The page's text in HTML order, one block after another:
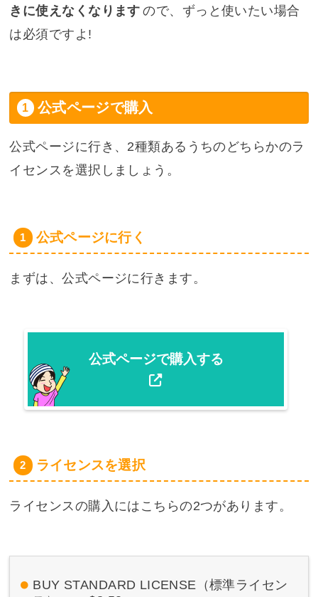
きに使えなくなります ので、ずっと使いたい場合
は必須ですよ!
公式ページで購入
公式ページに行き、2種類あるうちのどちらかのラ
イセンスを選択しましょう。
公式ページに行く
まずは、公式ページに行きます。
公式ページで購入する
ライセンスを選択
ライセンスの購入にはこちらの2つがあります。
BUY STANDARD LICENSE（標準ライセン